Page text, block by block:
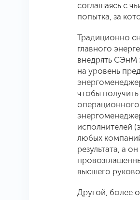
соглашаясь с
попытка, за
Традиционно
главного
внедрять СЭнМ
на уровень
чтобы
исполнителей
любых
результата, а
высшего
Другой, более